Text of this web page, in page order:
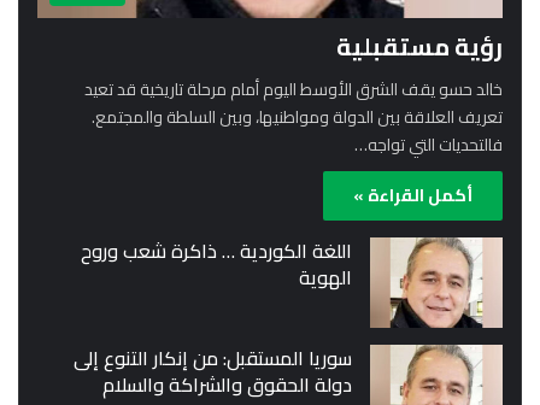
رؤية مستقبلية
خالد حسو يقف الشرق الأوسط اليوم أمام مرحلة تاريخية قد تعيد
تعريف العلاقة بين الدولة ومواطنيها، وبين السلطة والمجتمع.
فالتحديات التي تواجه…
أكمل القراءة »
اللغة الكوردية … ذاكرة شعب وروح
الهوية
سوريا المستقبل: من إنكار التنوع إلى
دولة الحقوق والشراكة والسلام